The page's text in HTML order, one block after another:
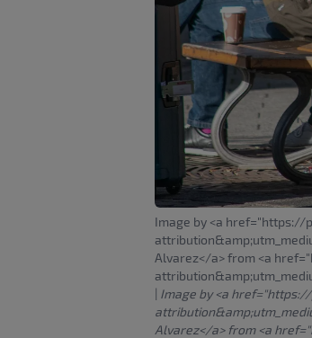
Image by <a href="https://
Alvarez</a> from <a
| Image by <a
Alvarez</a> from <a